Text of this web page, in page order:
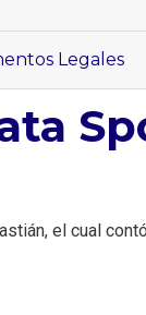
Legales
el cual